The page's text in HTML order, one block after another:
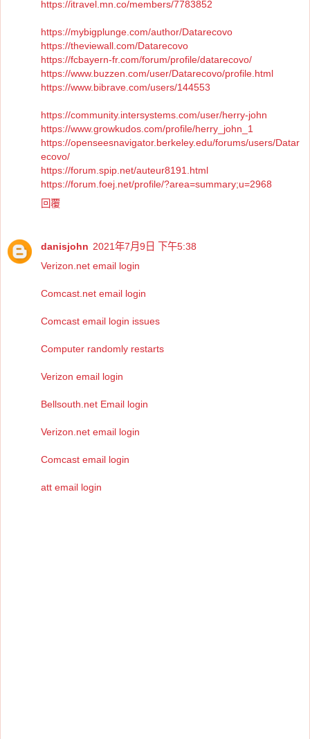
https://itravel.mn.co/members/7783852
https://mybigplunge.com/author/Datarecovo
https://theviewall.com/Datarecovo
https://fcbayern-fr.com/forum/profile/datarecovo/
https://www.buzzen.com/user/Datarecovo/profile.html
https://www.bibrave.com/users/144553
https://community.intersystems.com/user/herry-john
https://www.growkudos.com/profile/herry_john_1
https://openseesnavigator.berkeley.edu/forums/users/Datar
ecovo/
https://forum.spip.net/auteur8191.html
https://forum.foej.net/profile/?area=summary;u=2968
回覆
danisjohn 2021年7月9日 下午5:38
Verizon.net email login
Comcast.net email login
Comcast email login issues
Computer randomly restarts
Verizon email login
Bellsouth.net Email login
Verizon.net email login
Comcast email login
att email login